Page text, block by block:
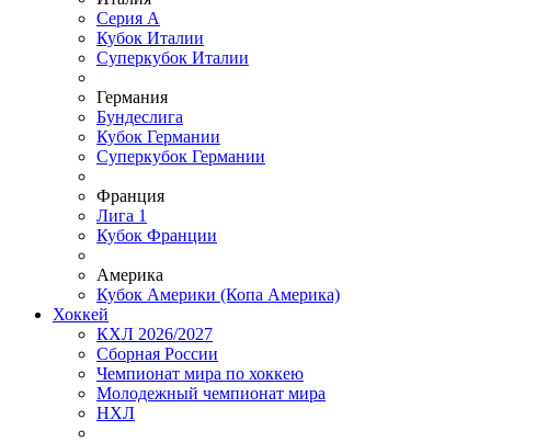
Серия А
Кубок Италии
Суперкубок Италии
Германия
Бундеслига
Кубок Германии
Суперкубок Германии
Франция
Лига 1
Кубок Франции
Америка
Кубок Америки (Копа Америка)
Хоккей
КХЛ 2026/2027
Сборная России
Чемпионат мира по хоккею
Молодежный чемпионат мира
НХЛ